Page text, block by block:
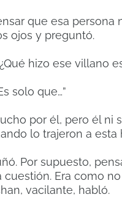
que esa persona
ojos y preguntó.
hizo ese villano
solo que…”
por él, pero él ni
lo trajeron a esta
Por supuesto,
cuestión. Era como
vacilante, habló.